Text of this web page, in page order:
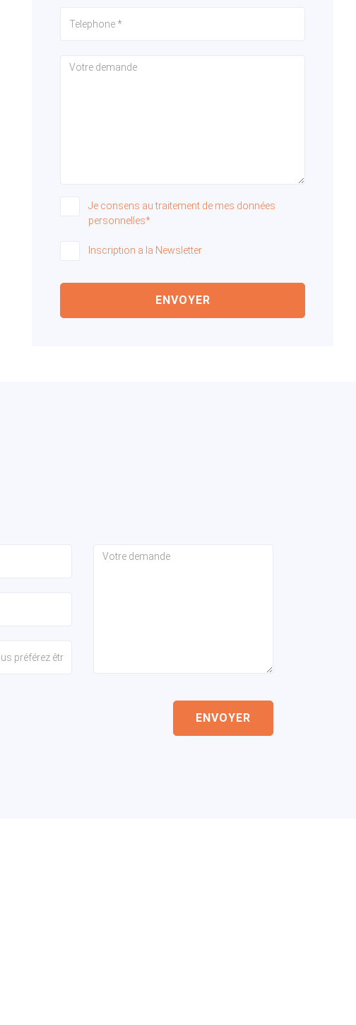
Je consens au traitement de mes données
personnelles*
Inscription a la Newsletter
ENVOYER
ENVOYER